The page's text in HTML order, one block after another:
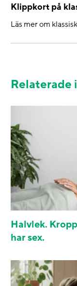
Klippkort på
Läs mer om
Relaterade
Halvlek.
har sex.